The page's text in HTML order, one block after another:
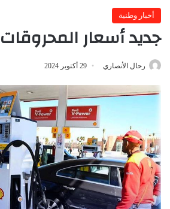
أخبار وطنية
جديد أسعار
رحال الأنصاري 29 أكتوبر 2024